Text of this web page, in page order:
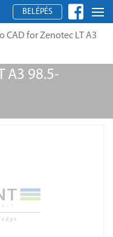
BELÉPÉS
CAD for Zenotec LT A3
A3 98.5-